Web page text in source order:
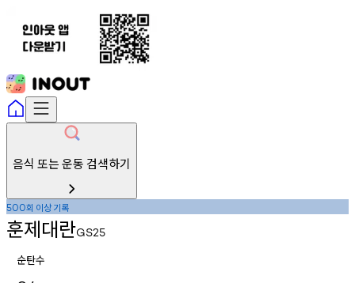
음식 또는 운동 검색하기
500회 이상기록
훈제대란GS25
순탄수